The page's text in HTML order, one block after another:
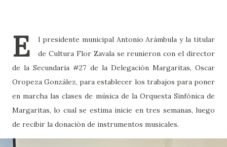
E
l presidente municipal Antonio Arámbula y la titular
de Cultura Flor Zavala se reunieron con el director
de la Secundaria #27 de la Delegación Margaritas, Oscar
Oropeza González, para establecer los trabajos para poner
en marcha las clases de música de la Orquesta Sinfónica de
Margaritas, lo cual se estima inicie en tres semanas, luego
de recibir la donación de instrumentos musicales.